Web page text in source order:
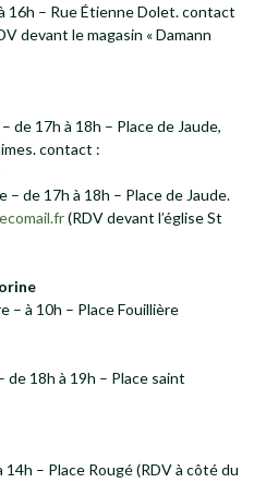
16h – Rue Étienne Dolet. contact
devant le magasin « Damann
de 17h à 18h – Place de Jaude,
contact :
– de 17h à 18h – Place de Jaude.
(RDV devant l’église St
– à 10h – Place Fouillière
de 18h à 19h – Place saint
14h – Place Rougé (RDV à côté du